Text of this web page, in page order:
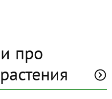
про